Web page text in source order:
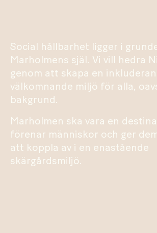
Social hållbarhet ligger i
Marholmens själ. Vi vill hedra
genom att skapa en
välkomnande miljö för alla,
bakgrund.
Marholmen ska vara en
förenar människor och ger
att koppla av i en enastående
skärgårdsmiljö.